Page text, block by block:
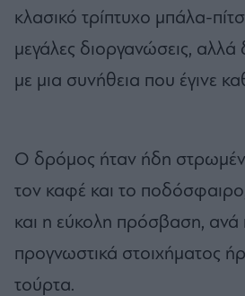
κλασικό τρίπτυχο μπάλα-
μεγάλες διοργανώσεις, αλλά
με μια συνήθεια που έγινε
Ο δρόμος ήταν ήδη
τον καφέ και το
και η εύκολη πρόσβαση, ανά
προγνωστικά στοιχήματος
τούρτα.